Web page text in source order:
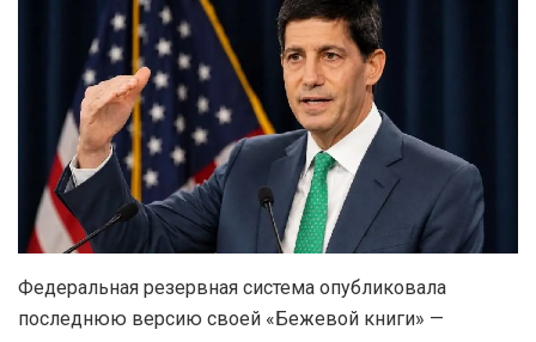
Федеральная резервная система опубликовала
последнюю версию своей «Бежевой книги» —